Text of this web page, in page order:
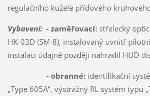
regulačního kužele příďového
Vybavení: - zaměřovací:střelecký
HK-03D (SM-8), instalovaný uvnitř
instalaci údajně později nahradil HUD
- obranné:identifikační
„Type 605A“, výstražný RL systém typu